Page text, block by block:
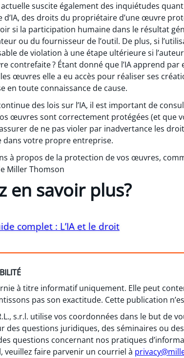
actuelle suscite également des inquiétudes
des droits du propriétaire d’une œuvre
si la participation humaine dans le résultat
ou du fournisseur de l’outil. De plus, si
de violation à une étape ultérieure si
contrefaite ? Étant donné que l’IA apprend
œuvres elle a eu accès pour réaliser ses
en toute connaissance de cause.
des lois sur l’IA, il est important de
œuvres sont correctement protégées (et que
de ne pas violer par inadvertance les
dans votre propre entreprise.
à propos de la protection de vos œuvres,
Miller Thomson
en savoir plus?
complet : L’IA et le droit
à titre informatif uniquement. Elle peut
pas son exactitude. Cette publication
s.r.l. utilise vos coordonnées dans le but de
des questions juridiques, des séminaires ou
questions concernant nos pratiques
veuillez faire parvenir un courriel à